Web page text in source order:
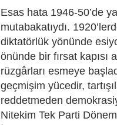
Esas hata 1946-50’de
mutabakatıydı.
diktatörlük yönünde
önünde bir fırsat kapısı
rüzgârları esmeye
geçmişim yücedir,
reddetmeden
Nitekim Tek Parti